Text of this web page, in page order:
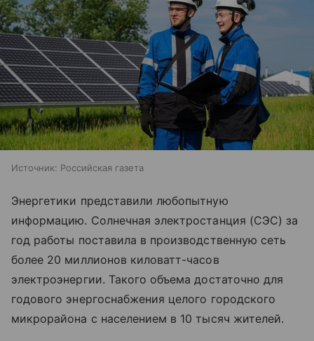
Источник: Российская газета
Энергетики представили любопытную
информацию. Солнечная электростанция (СЭС) за
год работы поставила в производственную сеть
более 20 миллионов киловатт-часов
электроэнергии. Такого объема достаточно для
годового энергоснабжения целого городского
микрорайона с населением в 10 тысяч жителей.